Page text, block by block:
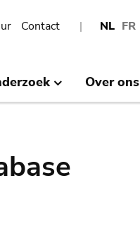
NL FR
Contact
Over ons